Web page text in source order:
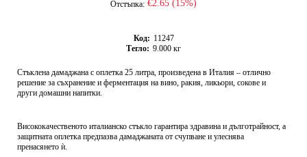
Отстъпка: €2.65 (15%)
Код: 11247
Тегло: 9.000 кг
Стъклена дамаджана с оплетка 25 литра, произведена в Италия – отлично
решение за съхранение и ферментация на вино, ракия, ликьори, сокове и
други домашни напитки.
Висококачественото италианско стъкло гарантира здравина и дълготрайност, а
защитната оплетка предпазва дамаджаната от счупване и улеснява
пренасянето ѝ.